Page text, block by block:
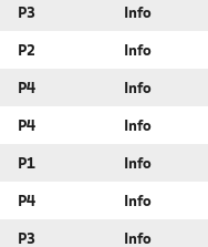
P3 Info
P2 Info
P4 Info
P4 Info
P1 Info
P4 Info
P3 Info